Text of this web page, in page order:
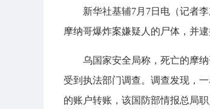
新华社基辅7月7日电（记者
摩纳哥爆炸案嫌疑人的尸体，并
乌国家安全局称，死亡的摩
受到执法部门调查。调查发现，
的账户转账，该国防部情报总局